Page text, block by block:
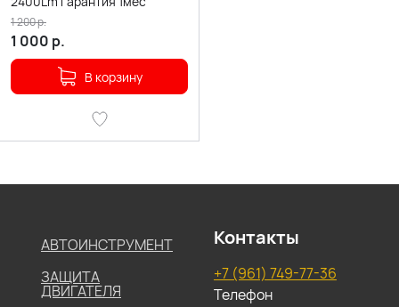
1 000 р.
1 200р.
В корзину
АВТОИНСТРУМЕНТ
ЗАЩИТА
ДВИГАТЕЛЯ
Контакты
+7 (961) 749-77-36
Телефон